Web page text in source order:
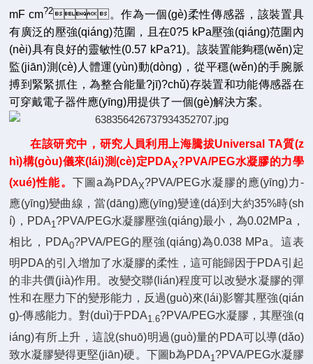
mF cm?2。作為一個(gè)柔性傳感器，該裝置具
有廣泛的壓強(qiáng)范圍，且在0?5 kPa壓強(qiáng)范圍內
(nèi)具有良好的靈敏性(0.57 kPa?1)。該裝置能夠穩(wěn)定
監(jiān)測(cè)人體運(yùn)動(dòng)，從平穩(wěn)的手腕脈
搏到緊緊抓住，為整合能量?jī)?chǔ)存裝置和功能傳感器在
可穿戴電子器件應(yīng)用提供了一個(gè)解決方案。
在該研究中，研究人員利用上海騰拔Universal TA質(z
hì)構(gòu)儀來(lái)測(cè)定PDAX?PVA/PEG水凝膠的力學
(xué)性能。 下圖a為PDAX?PVA/PEG水凝膠的應(yīng)力-
應(yīng)變曲線，當(dāng)應(yīng)變達(dá)到大約35%時(sh
í)，PDA1?PVA/PEG水凝膠壓強(qiáng)最小，為0.02MPa，
相比，PDA0?PVA/PEG的壓強(qiáng)為0.038 MPa。這表
明PDA的引入增加了水凝膠的柔性，這可能歸因于PDA引起
的非共價(jià)作用。改變交聯(lián)程度可以改變水凝膠的彈
性和在壓力下的變形能力，反過(guò)來(lái)影響其壓強(qián
g)-傳感能力。對(duì)于PDA1.6?PVA/PEG水凝膠，其壓強(q
iáng)有所上升，這說(shuō)明過(guò)量的PDA可以導(dǎo)
致水凝膠變得更堅(jiān)硬。下圖b為PDA1 ?PVA/PEG水凝膠